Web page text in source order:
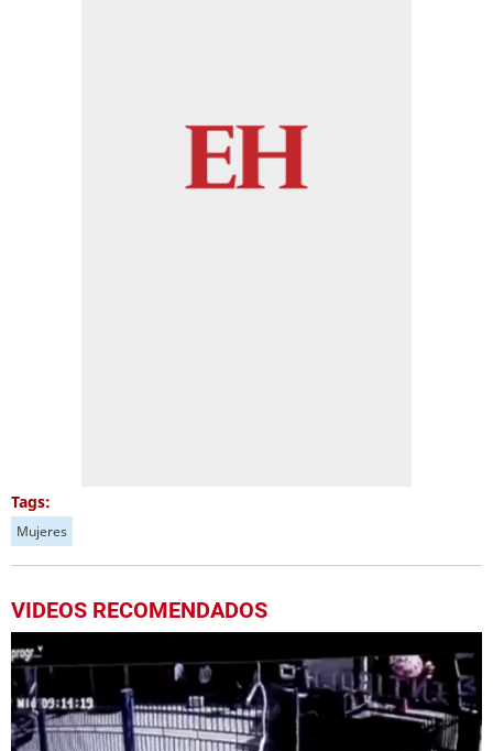
Tags:
Mujeres
VIDEOS RECOMENDADOS